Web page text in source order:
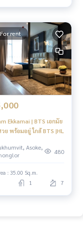
For rent
Ekkamai | BTS เอกมัย
ย พร้อมอยู่ ใกล้ BTS |HL
Asoke,
480
: 35.00 Sq.m.
1 7